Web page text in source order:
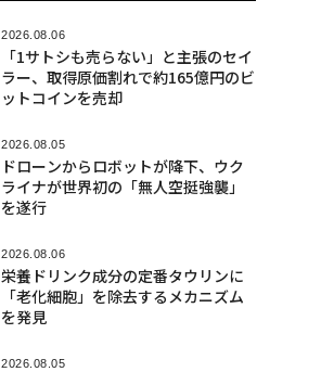
2026.08.06
「1サトシも売らない」と主張のセイ
ラー、取得原価割れで約165億円のビ
ットコインを売却
2026.08.05
ドローンからロボットが降下、ウク
ライナが世界初の「無人空挺強襲」
を遂行
2026.08.06
栄養ドリンク成分の定番タウリンに
「老化細胞」を除去するメカニズム
を発見
2026.08.05